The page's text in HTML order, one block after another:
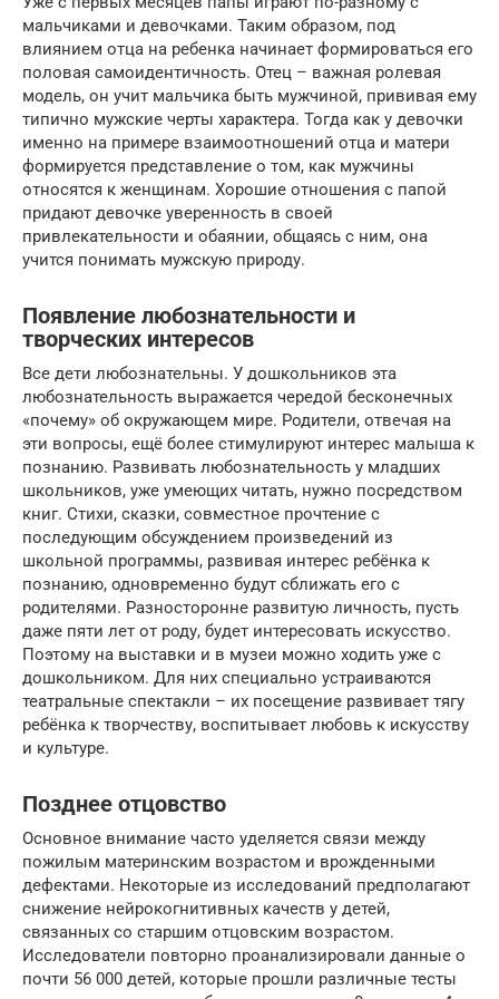
мальчиками и девочками. Таким образом, под
влиянием отца на ребенка начинает формироваться его
половая самоидентичность. Отец – важная ролевая
модель, он учит мальчика быть мужчиной, прививая ему
типично мужские черты характера. Тогда как у девочки
именно на примере взаимоотношений отца и матери
формируется представление о том, как мужчины
относятся к женщинам. Хорошие отношения с папой
придают девочке уверенность в своей
привлекательности и обаянии, общаясь с ним, она
учится понимать мужскую природу.
Появление любознательности и
творческих интересов
Все дети любознательны. У дошкольников эта
любознательность выражается чередой бесконечных
«почему» об окружающем мире. Родители, отвечая на
эти вопросы, ещё более стимулируют интерес малыша к
познанию. Развивать любознательность у младших
школьников, уже умеющих читать, нужно посредством
книг. Стихи, сказки, совместное прочтение с
последующим обсуждением произведений из
школьной программы, развивая интерес ребёнка к
познанию, одновременно будут сближать его с
родителями. Разносторонне развитую личность, пусть
даже пяти лет от роду, будет интересовать искусство.
Поэтому на выставки и в музеи можно ходить уже с
дошкольником. Для них специально устраиваются
театральные спектакли – их посещение развивает тягу
ребёнка к творчеству, воспитывает любовь к искусству
и культуре.
Позднее отцовство
Основное внимание часто уделяется связи между
пожилым материнским возрастом и врожденными
дефектами. Некоторые из исследований предполагают
снижение нейрокогнитивных качеств у детей,
связанных со старшим отцовским возрастом.
Исследователи повторно проанализировали данные о
почти 56 000 детей, которые прошли различные тесты